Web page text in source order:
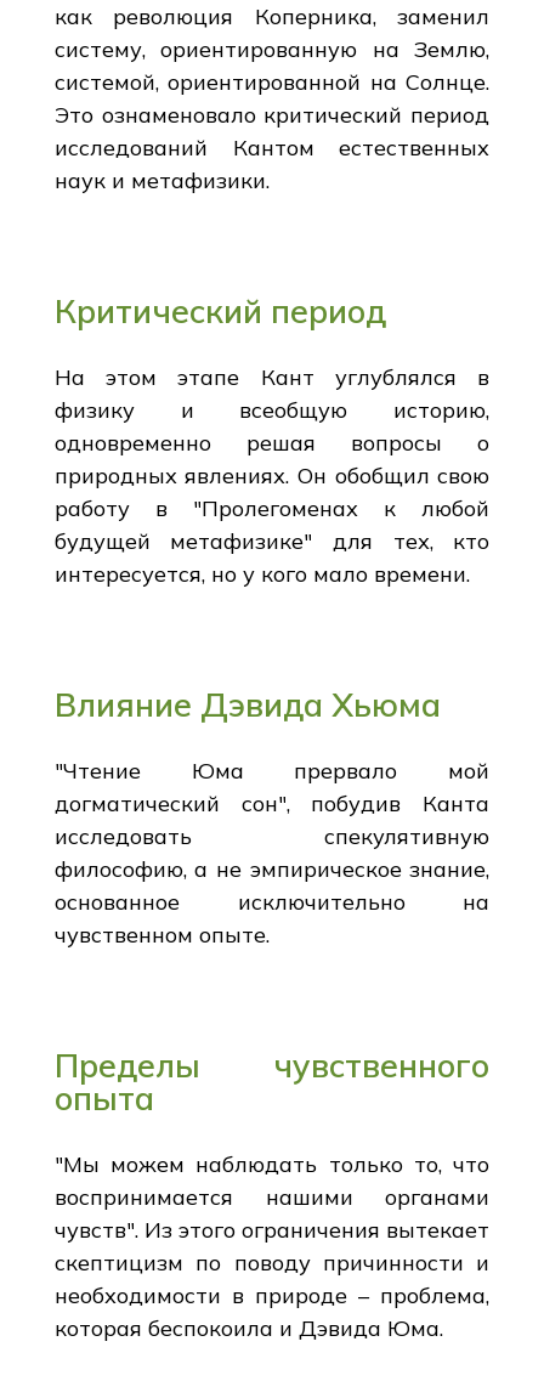
как революция Коперника, заменил
систему, ориентированную на Землю,
системой, ориентированной на Солнце.
Это ознаменовало критический период
исследований Кантом естественных
наук и метафизики.
Критический период
На этом этапе Кант углублялся в
физику и всеобщую историю,
одновременно решая вопросы о
природных явлениях. Он обобщил свою
работу в "Пролегоменах к любой
будущей метафизике" для тех, кто
интересуется, но у кого мало времени.
Влияние Дэвида Хьюма
"Чтение Юма прервало мой
догматический сон", побудив Канта
исследовать спекулятивную
философию, а не эмпирическое знание,
основанное исключительно на
чувственном опыте.
Пределы чувственного
опыта
"Мы можем наблюдать только то, что
воспринимается нашими органами
чувств". Из этого ограничения вытекает
скептицизм по поводу причинности и
необходимости в природе – проблема,
которая беспокоила и Дэвида Юма.